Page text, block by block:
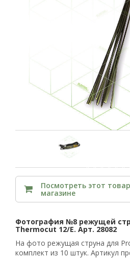
Посмотреть этот
магазине
Фотография №8 режущей
Thermocut 12/E. Арт. 28082
На фото режущая струна для
комплект из 10 штук. Артикул